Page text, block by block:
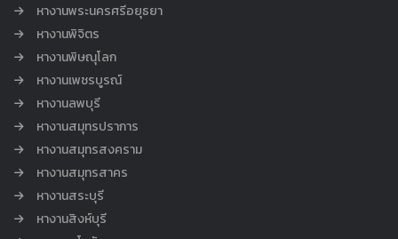
หางานพระนครศรีอยุธยา
หางานพิจิตร
หางานพิษณุโลก
หางานเพชรบูรณ์
หางานลพบุรี
หางานสมุทรปราการ
หางานสมุทรสงคราม
หางานสมุทรสาคร
หางานสระบุรี
หางานสิงห์บุรี